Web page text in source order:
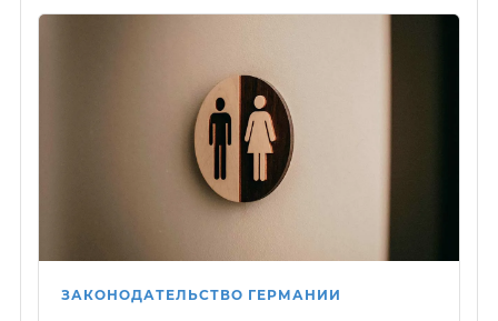
ЗАКОНОДАТЕЛЬСТВО ГЕРМАНИИ